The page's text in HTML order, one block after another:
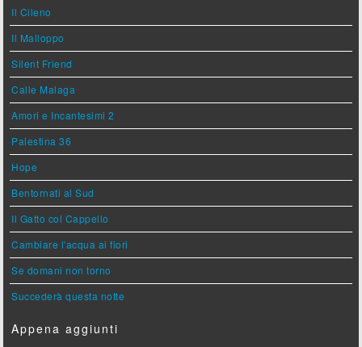
Il Cileno
Il Malloppo
Silent Friend
Calle Malaga
Amori e Incantesimi 2
Palestina 36
Hope
Bentornati al Sud
Il Gatto col Cappello
Cambiare l'acqua ai fiori
Se domani non torno
Succederà questa notte
Appena aggiunti